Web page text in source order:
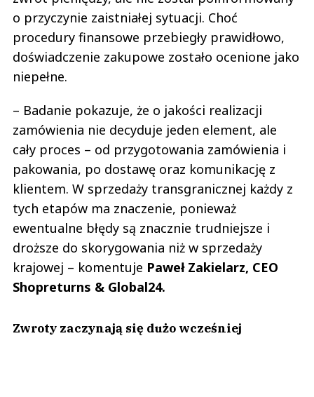
o przyczynie zaistniałej sytuacji. Choć
procedury finansowe przebiegły prawidłowo,
doświadczenie zakupowe zostało ocenione jako
niepełne.
– Badanie pokazuje, że o jakości realizacji
zamówienia nie decyduje jeden element, ale
cały proces – od przygotowania zamówienia i
pakowania, po dostawę oraz komunikację z
klientem. W sprzedaży transgranicznej każdy z
tych etapów ma znaczenie, ponieważ
ewentualne błędy są znacznie trudniejsze i
droższe do skorygowania niż w sprzedaży
krajowej – komentuje Paweł Zakielarz, CEO
Shopreturns & Global24.
Zwroty zaczynają się dużo wcześniej